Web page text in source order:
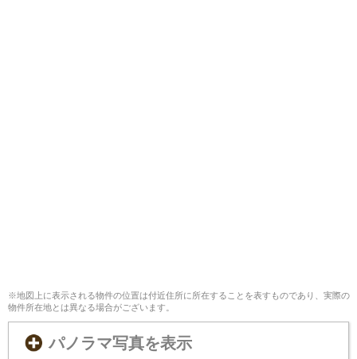
※地図上に表示される物件の位置は付近住所に所在することを表すものであり、実際の
物件所在地とは異なる場合がございます。
パノラマ写真を表示